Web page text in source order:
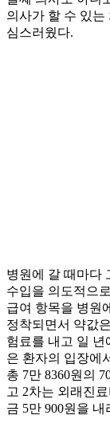
의사가 할 수 있는
심스러웠다.
병원에 갈 때마다
수입을 의도적으
급여 항목을 병원
정착되면서 약값
험료를 내고 일
은 환자의 입장에
총 7만 8360원의
고 2차는 외래진
금 5만 900원을